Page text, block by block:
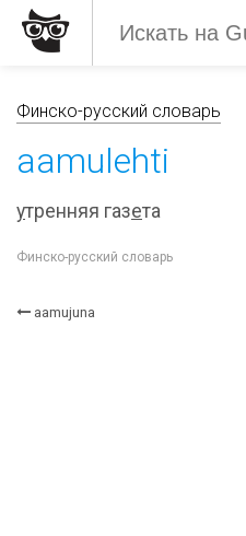
Финско-русский словарь
aamulehti
утренняя газета
Финско-русский словарь
aamujuna